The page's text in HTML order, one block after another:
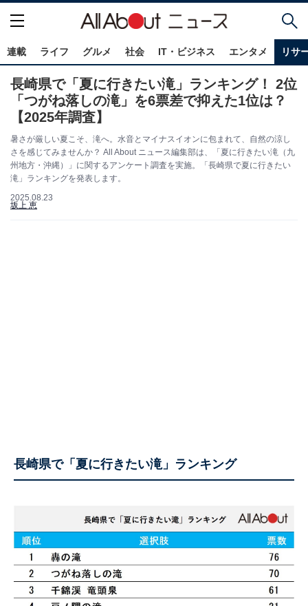
連載 ライフ グルメ 社会 IT・ビジネス エンタメ リサ
長崎県で「夏に行きたい滝」ランキング！ 2位
「つがね落しの滝」を6票差で抑えた1位は？
【2025年調査】
暑さが厳しい夏こそ、滝へ。水音とマイナスイオンに包まれて、自然の涼し
さを感じてみませんか？ All About ニュース編集部は、「夏に行きたい滝（九
州地方・沖縄）」に関するアンケート調査を実施。「長崎県で夏に行きたい
滝」ランキングを発表します。
2025.08.23
坂上 恵
長崎県で「夏に行きたい滝」ランキング